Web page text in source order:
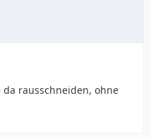
rausschneiden, ohne